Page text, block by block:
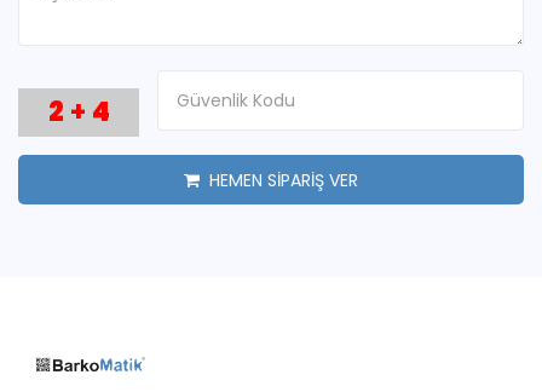
2 + 4
HEMEN SİPARİŞ VER